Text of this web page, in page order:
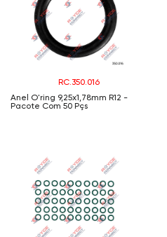
RC.350.016
Anel O'ring 9,25x1,78mm R12 -
Pacote Com 50 Pçs